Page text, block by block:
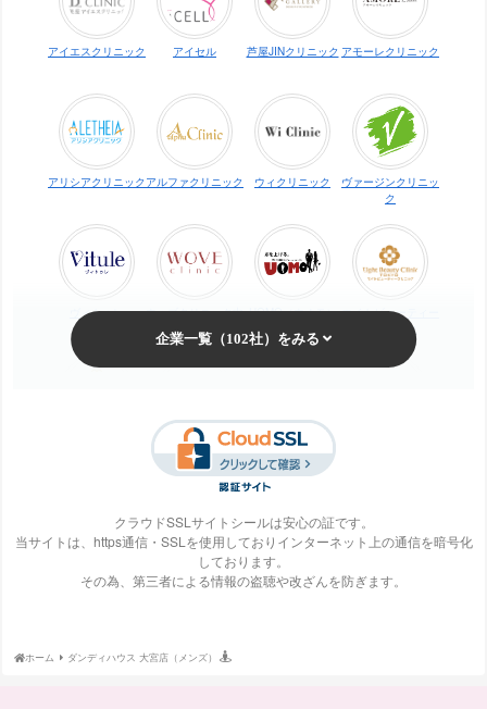
アイエスクリニック アイセル 芦屋JINクリニック アモーレクリニック
アリシアクリニック アルファクリニック ウィクリニック
ヴァージンクリニッ
ク
ヴィトゥレ
ウォブクリニック中
目黒
UOMO（ウオモ） エイトビューティー
クリニック
エステ・タイム エステティックTBC
S-Labo（エスラ
ボ）
エピレ エミナルクリニック エルクリニック
クラウドSSLサイトシールは安心の証です。
当サイトは、https通信・SSLを使用しておりインターネット上の通信を暗号化
しております。
その為、第三者による情報の盗聴や改ざんを防ぎます。
ホーム ダンディハウス 大宮店（メンズ）